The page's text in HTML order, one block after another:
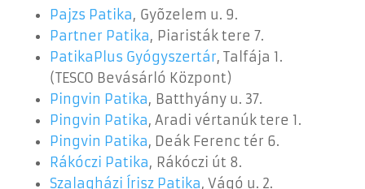
Pajzs Patika, Gyõzelem u. 9.
Partner Patika, Piaristák tere 7.
PatikaPlus Gyógyszertár, Talfája 1.
(TESCO Bevásárló Központ)
Pingvin Patika, Batthyány u. 37.
Pingvin Patika, Aradi vértanúk tere 1.
Pingvin Patika, Deák Ferenc tér 6.
Rákóczi Patika, Rákóczi út 8.
Szalagházi Írisz Patika, Vágó u. 2.